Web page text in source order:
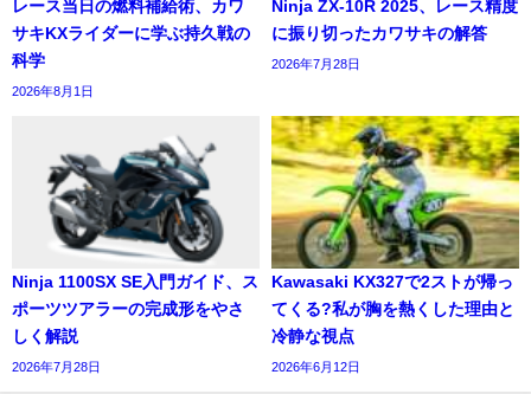
レース当日の燃料補給術、カワ
サキKXライダーに学ぶ持久戦の
科学
2026年8月1日
Ninja ZX-10R 2025、レース精度
に振り切ったカワサキの解答
2026年7月28日
Ninja 1100SX SE入門ガイド、ス
ポーツツアラーの完成形をやさ
しく解説
2026年7月28日
Kawasaki KX327で2ストが帰っ
てくる?私が胸を熱くした理由と
冷静な視点
2026年6月12日